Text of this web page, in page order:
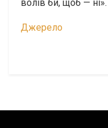
волів би, щоб — ні».
Джерело